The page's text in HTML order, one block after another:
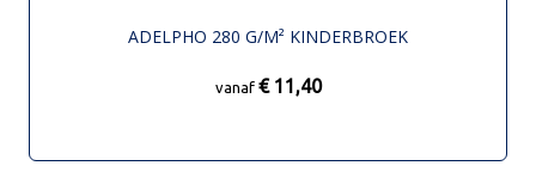
ADELPHO 280 G/M² KINDERBROEK
vanaf € 11,40